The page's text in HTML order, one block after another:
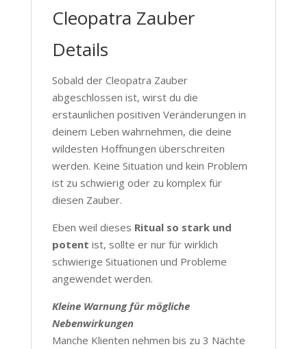
Cleopatra Zauber
Details
Sobald der Cleopatra Zauber
abgeschlossen ist, wirst du die
erstaunlichen positiven Veränderungen in
deinem Leben wahrnehmen, die deine
wildesten Hoffnungen überschreiten
werden. Keine Situation und kein Problem
ist zu schwierig oder zu komplex für
diesen Zauber.
Eben weil dieses Ritual so stark und
potent ist, sollte er nur für wirklich
schwierige Situationen und Probleme
angewendet werden.
Kleine Warnung für mögliche
Nebenwirkungen
Manche Klienten nehmen bis zu 3 Nächte